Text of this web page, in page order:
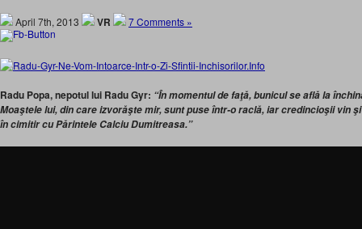
April 7th, 2013 VR 7 Comments »
Radu Popa, nepotul lui Radu Gyr: “În momentul de faţă, bunicul se află la
Moaştele lui, din care izvorăşte mir, sunt puse într-o raclă, iar credincioşii vin
în cimitir cu Părintele Calciu Dumitreasa.”